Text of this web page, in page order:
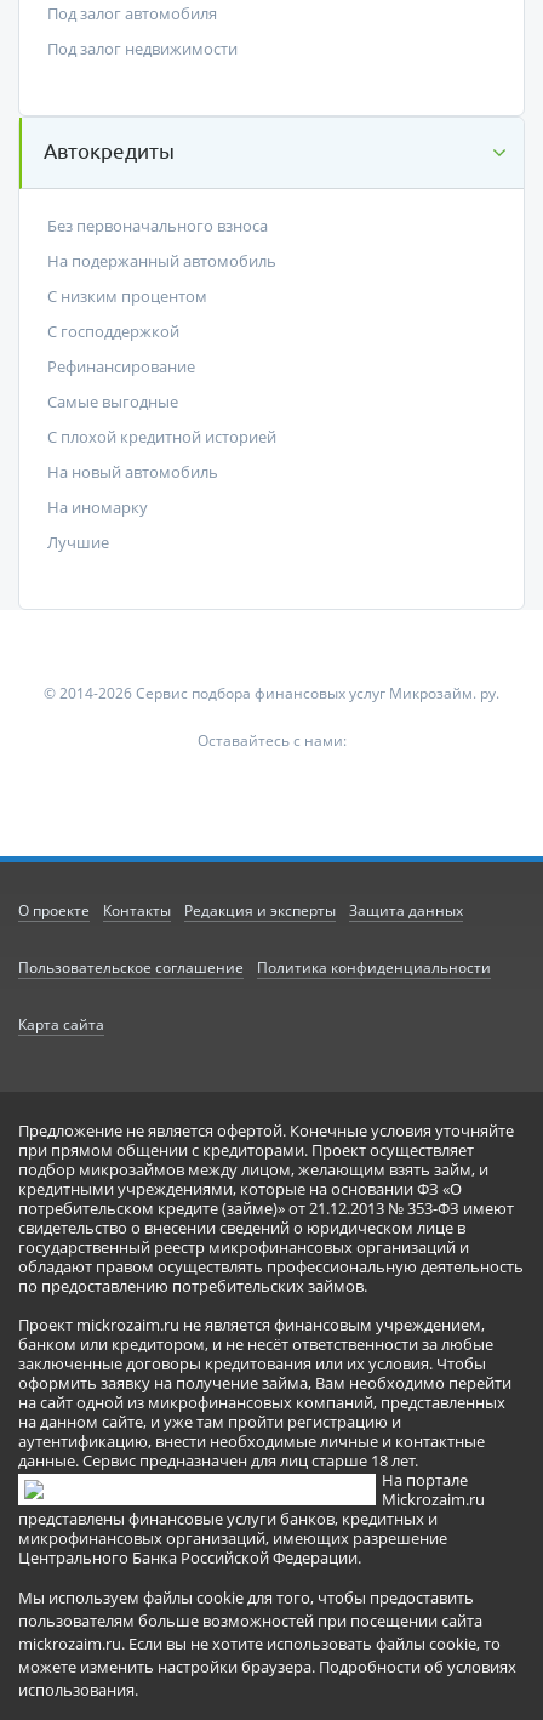
Под залог автомобиля
Под залог недвижимости
Автокредиты
Без первоначального взноса
На подержанный автомобиль
С низким процентом
C господдержкой
Рефинансирование
Самые выгодные
С плохой кредитной историей
На новый автомобиль
На иномарку
Лучшие
© 2014-2026 Сервис подбора финансовых услуг Микрозайм. ру.
Оставайтесь с нами:
О проекте Контакты Редакция и эксперты Защита данных
Пользовательское соглашение Политика конфиденциальности
Карта сайта
Предложение не является офертой. Конечные условия уточняйте
при прямом общении с кредиторами. Проект осуществляет
подбор микрозаймов между лицом, желающим взять займ, и
кредитными учреждениями, которые на основании ФЗ «О
потребительском кредите (займе)» от 21.12.2013 № 353-ФЗ имеют
свидетельство о внесении сведений о юридическом лице в
государственный реестр микрофинансовых организаций и
обладают правом осуществлять профессиональную деятельность
по предоставлению потребительских займов.
Проект mickrozaim.ru не является финансовым учреждением,
банком или кредитором, и не несёт ответственности за любые
заключенные договоры кредитования или их условия. Чтобы
оформить заявку на получение займа, Вам необходимо перейти
на сайт одной из микрофинансовых компаний, представленных
на данном сайте, и уже там пройти регистрацию и
аутентификацию, внести необходимые личные и контактные
данные. Сервис предназначен для лиц старше 18 лет.
На портале
Mickrozaim.ru
представлены финансовые услуги банков, кредитных и
микрофинансовых организаций, имеющих разрешение
Центрального Банка Российской Федерации.
Мы используем файлы cookie для того, чтобы предоставить
пользователям больше возможностей при посещении сайта
mickrozaim.ru. Если вы не хотите использовать файлы cookie, то
можете изменить настройки браузера. Подробности об условиях
использования.